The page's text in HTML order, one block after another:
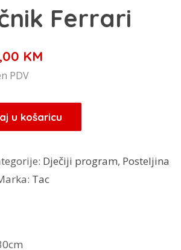
Ferrari
KM.
KM
24,00 KM.
PDV
u košaricu
Dječiji program, Posteljina
Tac